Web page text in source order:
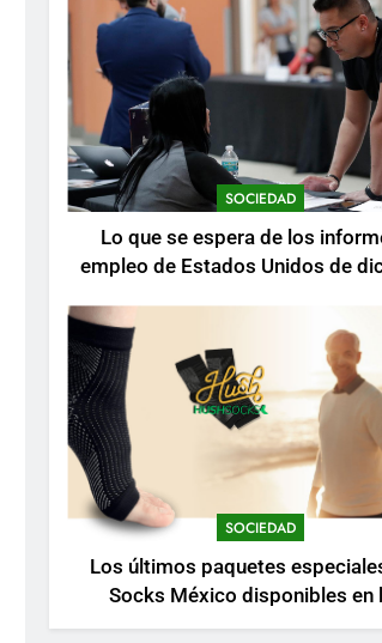
SOCIEDAD
Lo que se espera de los
empleo de Estados Unidos de
SOCIEDAD
Los últimos paquetes
Socks México disponibles en